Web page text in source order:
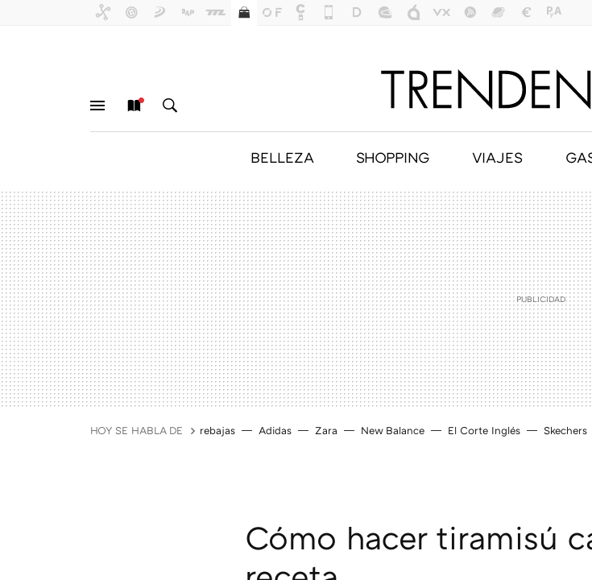
BELLEZA SHOPPING VIAJES
HOY SE HABLA DE rebajas Adidas Zara New Balance El Corte Inglés Skechers
Cómo hacer tiramisú